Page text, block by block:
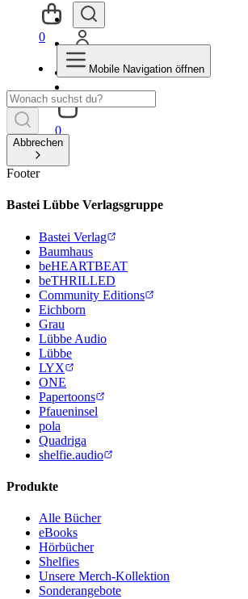
0
0
Mobile Navigation öffnen
Abbrechen
Footer
Bastei Lübbe Verlagsgruppe
Bastei Verlag
Baumhaus
beHEARTBEAT
beTHRILLED
Community Editions
Eichborn
Grau
Lübbe Audio
Lübbe
LYX
ONE
Papertoons
Pfaueninsel
pola
Quadriga
shelfie.audio
Produkte
Alle Bücher
eBooks
Hörbücher
Shelfies
Unsere Merch-Kollektion
Sonderangebote